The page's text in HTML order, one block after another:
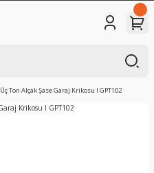
Üç Ton Alçak Şase Garaj Krikosu I GPT102